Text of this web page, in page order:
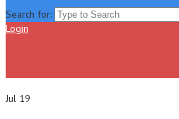
Search for:
Login
Jul 19